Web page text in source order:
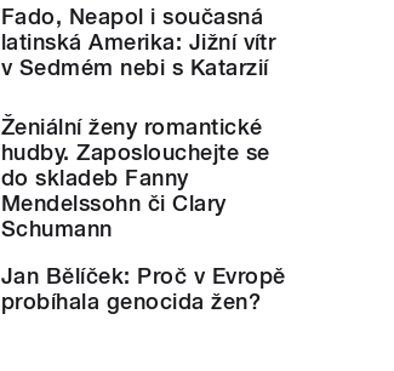
Fado, Neapol i současná
latinská Amerika: Jižní vítr
v Sedmém nebi s Katarzií
Ženiální ženy romantické
hudby. Zaposlouchejte se
do skladeb Fanny
Mendelssohn či Clary
Schumann
Jan Bělíček: Proč v Evropě
probíhala genocida žen?